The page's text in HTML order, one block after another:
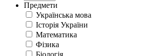
Предмети
Українська мова
Історія України
Математика
Фізика
Біологія